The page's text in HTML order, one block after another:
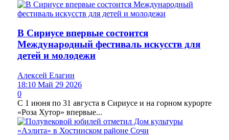
В Сириусе впервые состоится
Международный фестиваль искусств для
детей и молодежи
Алексей Елагин
18:10 Май 29 2026
0
С 1 июня по 31 августа в Сириусе и на горном курорте
«Роза Хутор» впервые...